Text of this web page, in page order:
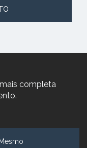
completa